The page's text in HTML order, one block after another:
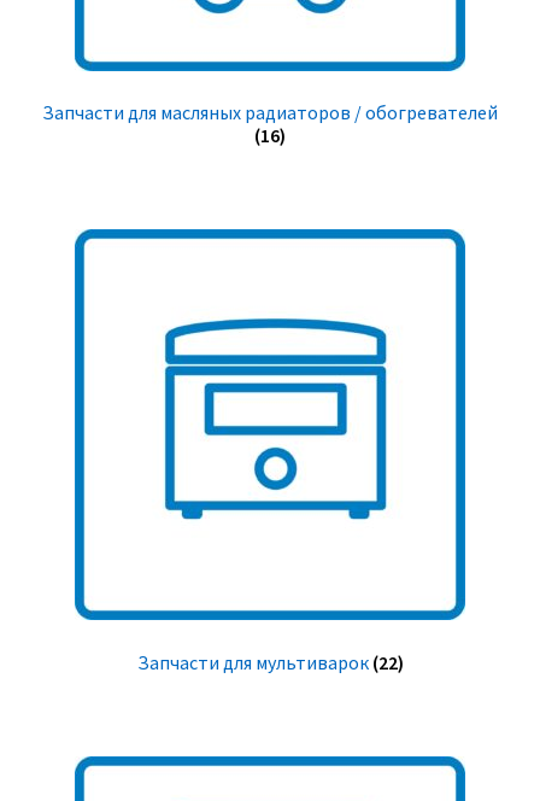
Запчасти для масляных радиаторов / обогревателей
(16)
Запчасти для мультиварок (22)